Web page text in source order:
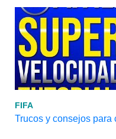
FIFA
Trucos y consejos para